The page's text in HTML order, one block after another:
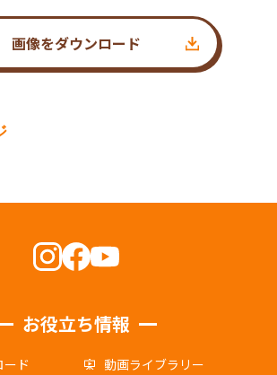
画像をダウンロード
お役立ち情報
ード
動画ライブラリー